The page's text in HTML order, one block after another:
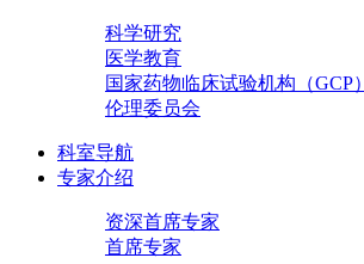
科学研究
医学教育
国家药物临床试验机构（GCP）
伦理委员会
科室导航
专家介绍
资深首席专家
首席专家